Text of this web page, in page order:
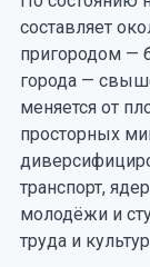
составляет
пригородом —
города —
меняется от
просторных
транспорт,
молодёжи и
труда и